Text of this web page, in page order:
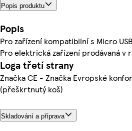
Popis produktu
Popis
Pro zařízení kompatibilní s Micro
Pro elektrická zařízení prodávaná v
Loga třetí strany
Značka CE - Značka Evropské
(přeškrtnutý koš)
Skladování a příprava